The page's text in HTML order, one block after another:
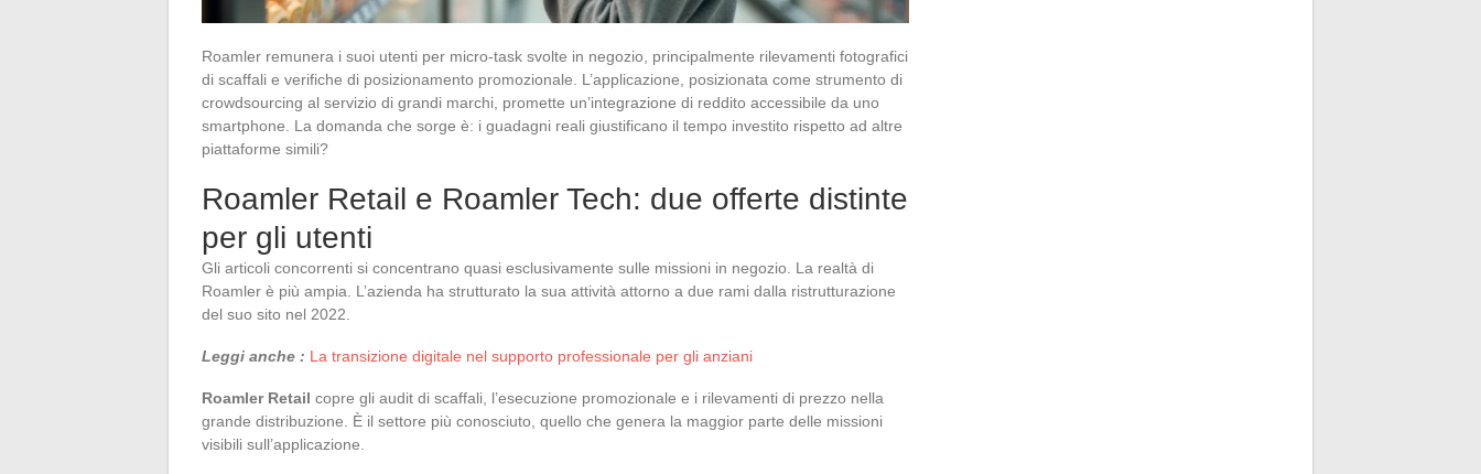
Roamler remunera i suoi utenti per micro-task svolte in negozio, principalmente rilevamenti fotografici
di scaffali e verifiche di posizionamento promozionale. L’applicazione, posizionata come strumento di
crowdsourcing al servizio di grandi marchi, promette un’integrazione di reddito accessibile da uno
smartphone. La domanda che sorge è: i guadagni reali giustificano il tempo investito rispetto ad altre
piattaforme simili?
Roamler Retail e Roamler Tech: due offerte distinte
per gli utenti
Gli articoli concorrenti si concentrano quasi esclusivamente sulle missioni in negozio. La realtà di
Roamler è più ampia. L’azienda ha strutturato la sua attività attorno a due rami dalla ristrutturazione
del suo sito nel 2022.
Leggi anche : La transizione digitale nel supporto professionale per gli anziani
Roamler Retail copre gli audit di scaffali, l’esecuzione promozionale e i rilevamenti di prezzo nella
grande distribuzione. È il settore più conosciuto, quello che genera la maggior parte delle missioni
visibili sull’applicazione.